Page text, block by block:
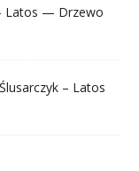
Latos — Drzewo
– Latos